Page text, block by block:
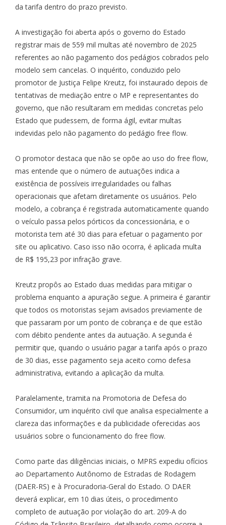
da tarifa dentro do prazo previsto.
A investigação foi aberta após o governo do Estado
registrar mais de 559 mil multas até novembro de 2025
referentes ao não pagamento dos pedágios cobrados pelo
modelo sem cancelas. O inquérito, conduzido pelo
promotor de Justiça Felipe Kreutz, foi instaurado depois de
tentativas de mediação entre o MP e representantes do
governo, que não resultaram em medidas concretas pelo
Estado que pudessem, de forma ágil, evitar multas
indevidas pelo não pagamento do pedágio free flow.
O promotor destaca que não se opõe ao uso do free flow,
mas entende que o número de autuações indica a
existência de possíveis irregularidades ou falhas
operacionais que afetam diretamente os usuários. Pelo
modelo, a cobrança é registrada automaticamente quando
o veículo passa pelos pórticos da concessionária, e o
motorista tem até 30 dias para efetuar o pagamento por
site ou aplicativo. Caso isso não ocorra, é aplicada multa
de R$ 195,23 por infração grave.
Kreutz propôs ao Estado duas medidas para mitigar o
problema enquanto a apuração segue. A primeira é garantir
que todos os motoristas sejam avisados previamente de
que passaram por um ponto de cobrança e de que estão
com débito pendente antes da autuação. A segunda é
permitir que, quando o usuário pagar a tarifa após o prazo
de 30 dias, esse pagamento seja aceito como defesa
administrativa, evitando a aplicação da multa.
Paralelamente, tramita na Promotoria de Defesa do
Consumidor, um inquérito civil que analisa especialmente a
clareza das informações e da publicidade oferecidas aos
usuários sobre o funcionamento do free flow.
Como parte das diligências iniciais, o MPRS expediu ofícios
ao Departamento Autônomo de Estradas de Rodagem
(DAER-RS) e à Procuradoria-Geral do Estado. O DAER
deverá explicar, em 10 dias úteis, o procedimento
completo de autuação por violação do art. 209-A do